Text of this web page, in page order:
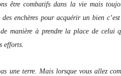
être combatifs dans la vie mais
des enchères pour acquérir un bien
manière à prendre la place de celui
efforts.
une terre. Mais lorsque vous allez